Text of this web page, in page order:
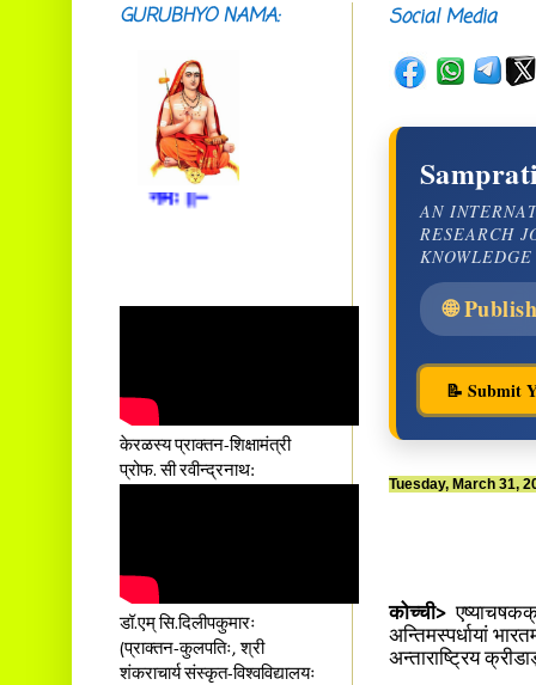
Social Media
AN
RESEARCH
🌐
📝 Submit
Tuesday, March 31,
कोच्ची>
अन्तिमस्पर्धायां
अन्ताराष्ट्रिय
GURUBHYO NAMA:
शय्या च सांवत्सरी ।
एकस्यापि न गर्भ-भार-भरण-
क्लेशस्य यस्याः क्षमो
दातुं निष्कृतिमुन्नतोऽपि
तनयस्तस्यैः जनन्यै
नमः॥–
केरळस्य प्राक्तन-शिक्षामंत्री
प्रोफ. सी रवीन्द्रनाथ:
डॉ.एम् सि.दिलीपकुमारः
(प्राक्तन-कुलपतिः, श्री
शंकराचार्य संस्कृत-विश्वविद्यालयः